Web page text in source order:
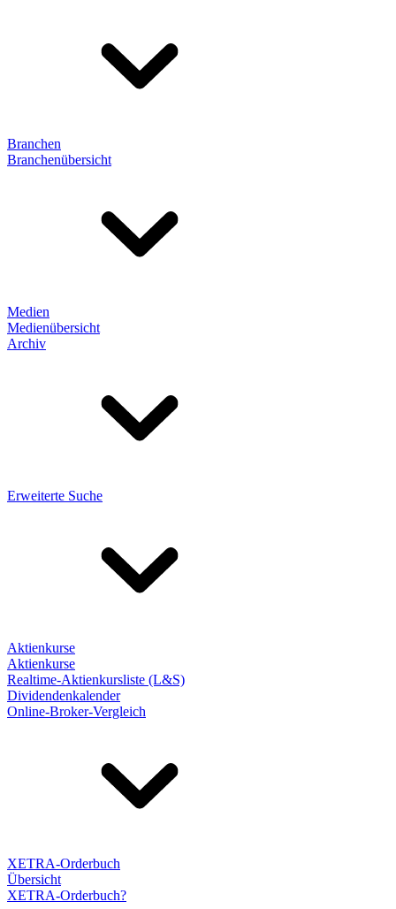
Branchen
Branchenübersicht
Medien
Medienübersicht
Archiv
Erweiterte Suche
Aktienkurse
Aktienkurse
Realtime-Aktienkursliste (L&S)
Dividendenkalender
Online-Broker-Vergleich
XETRA-Orderbuch
Übersicht
XETRA-Orderbuch?